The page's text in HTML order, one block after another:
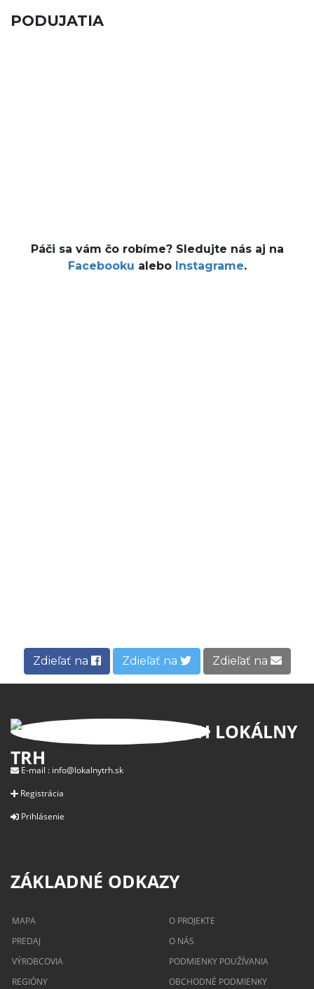
PODUJATIA
Páči sa vám čo robíme? Sledujte nás aj na
Facebooku alebo Instagrame.
Zdieľať na Zdieľať na Zdieľať na
LOKÁLNY
TRH
E-mail : info@lokalnytrh.sk
Registrácia
Prihlásenie
ZÁKLADNÉ ODKAZY
MAPA
PREDAJ
VÝROBCOVIA
REGIÓNY
O PROJEKTE
O NÁS
PODMIENKY POUŽÍVANIA
OBCHODNÉ PODMIENKY